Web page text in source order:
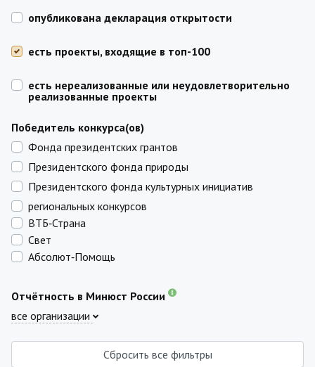
опубликована декларация открытости
есть проекты, входящие в топ-100
есть нереализованные или неудовлетворительно
реализованные проекты
Победитель конкурса(ов)
Фонда президентских грантов
Президентского фонда природы
Президентского фонда культурных инициатив
региональных конкурсов
ВТБ‑Страна
Свет
Абсолют‑Помощь
Отчётность в Минюст России
все организации
Сбросить все фильтры